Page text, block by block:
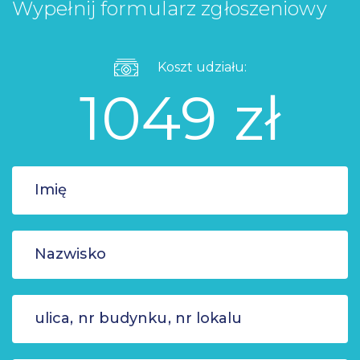
Wypełnij formularz zgłoszeniowy
Koszt udziału:
1049 zł